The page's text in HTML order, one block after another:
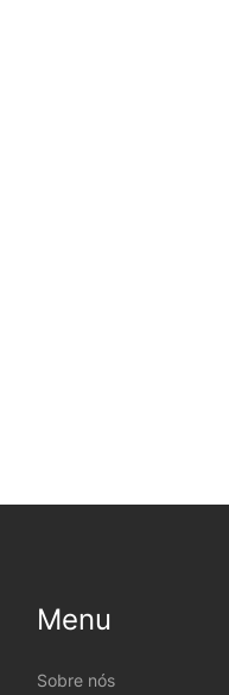
Menu
Sobre nós